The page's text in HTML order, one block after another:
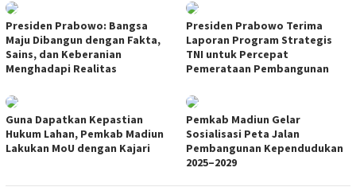
Presiden Prabowo: Bangsa
Maju Dibangun dengan Fakta,
Sains, dan Keberanian
Menghadapi Realitas
Presiden Prabowo Terima
Laporan Program Strategis
TNI untuk Percepat
Pemerataan Pembangunan
Guna Dapatkan Kepastian
Hukum Lahan, Pemkab Madiun
Lakukan MoU dengan Kajari
Pemkab Madiun Gelar
Sosialisasi Peta Jalan
Pembangunan Kependudukan
2025–2029